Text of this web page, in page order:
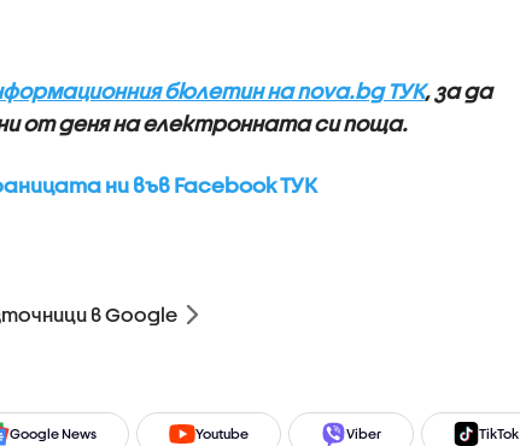
бюлетин на nova.bg ТУК, за да
от деня на електронната си поща.
ни във Facebook ТУК
в Google
Google News Youtube Viber TikTok